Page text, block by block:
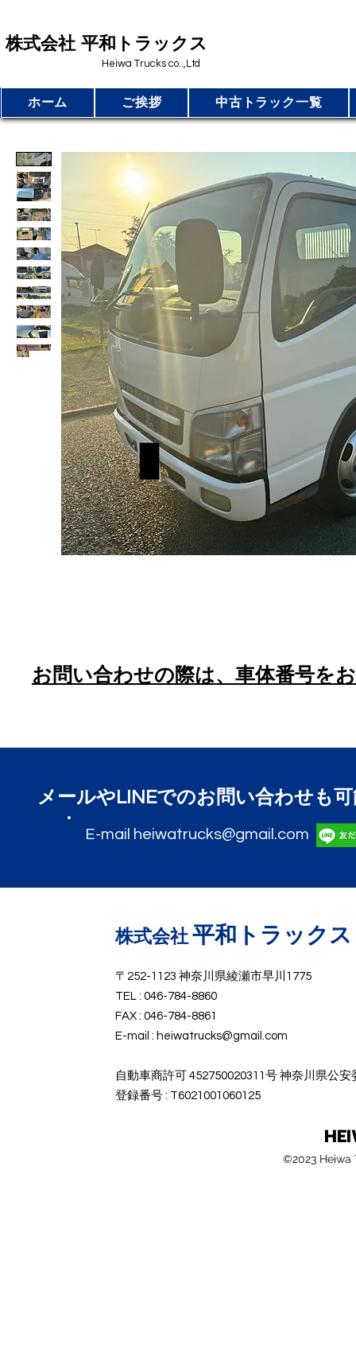
​株式会社 平和トラックス
Heiwa Trucks co..,Ltd
ホーム ご挨拶 中古トラック一覧
お問い合わせの際は、車体番号を
メールやLINEでのお問い合わせも
E-mail heiwatrucks@gmail.com
​株式会社平和トラックス
〒252-1123 神奈川県綾瀬市早川1775
TEL : 046-784-8860
FAX : 046-784-8861
E-mail : heiwatrucks@gmail.com
自動車商許可 452750020311号 神奈川県公安
​登録番号 : T6021001060125
©2023 Heiwa